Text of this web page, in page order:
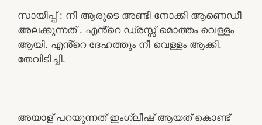
സായിപ്പ് : നീ ആരുടെ അണ്ടി നോക്കി ആണെഡീ
അലക്കുന്നത് . എൻ്റെ ഡ്രസ്സ് മൊത്തം വെള്ളം
ആയി. എൻ്റെ ദേഹത്തും നീ വെള്ളം ആക്കി.
തേവിടിച്ചി.
അയാള് പറയുന്നത് ഇംഗ്ലീഷ് ആയത് കൊണ്ട്